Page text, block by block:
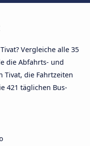
Vergleiche alle 35
die Abfahrts- und
Tivat, die Fahrtzeiten
421 täglichen Bus-